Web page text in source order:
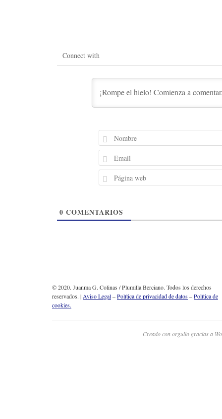
Connect with
0 COMENTARIOS
© 2020. Juanma G. Colinas / Plumilla Berciano. Todos los derechos
reservados. | Aviso Legal–Política de privacidad de datos–Política de
cookies.
Creado con orgullo gracias a